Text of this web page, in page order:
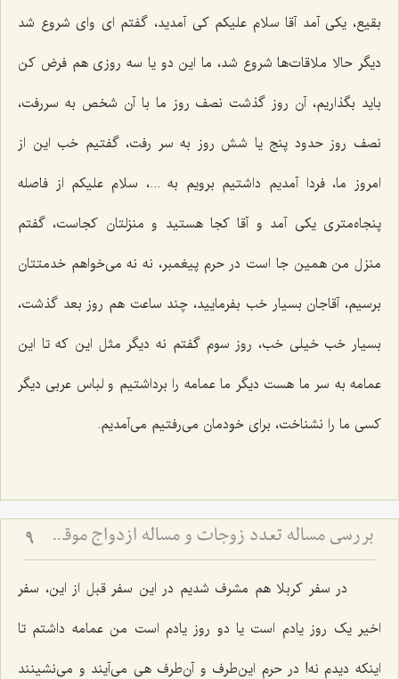
بقیع، یکی آمد آقا سلام علیکم کی آمدید، گفتم ای وای شروع شد
دیگر حالا ملاقات‌ها شروع شد، ما این دو یا سه روزی هم فرض کن
باید بگذاریم، آن روز گذشت نصف روز ما با آن شخص به سررفت،
نصف روز حدود پنج یا شش روز به سر رفت، گفتیم خب این از
امروز ما، فردا آمدیم داشتیم برویم به ...، سلام علیکم از فاصله
پنجاه‌متری یکی آمد و آقا کجا هستید و منزلتان کجاست، گفتم
منزل من همین جا است در حرم پیغمبر، نه نه می‌خواهم خدمتتان
برسیم، آقاجان بسیار خب بفرمایید، چند ساعت هم روز بعد گذشت،
بسیار خب خیلی خب، روز سوم گفتم نه دیگر مثل این که تا این
عمامه به سر ما هست دیگر ما عمامه را برداشتیم و لباس عربی دیگر
کسی ما را نشناخت، برای خودمان می‌رفتیم می‌آمدیم.
بررسی مساله تعدد زوجات و مساله ازدواج موقت(2) 9
در سفر کربلا هم مشرف شدیم در این سفر قبل از این، سفر
اخیر یک روز یادم است یا دو روز یادم است من عمامه داشتم تا
اینکه دیدم نه! در حرم این‌طرف و آن‌طرف هی می‌آیند و می‌نشینند